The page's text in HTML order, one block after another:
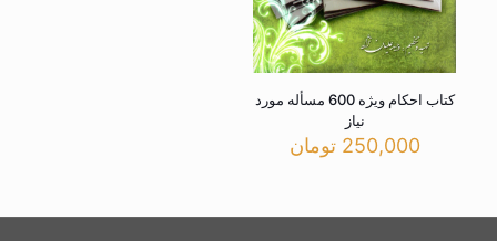
کتاب احکام ویژه 600 مسأله مورد
نیاز
250,000 تومان